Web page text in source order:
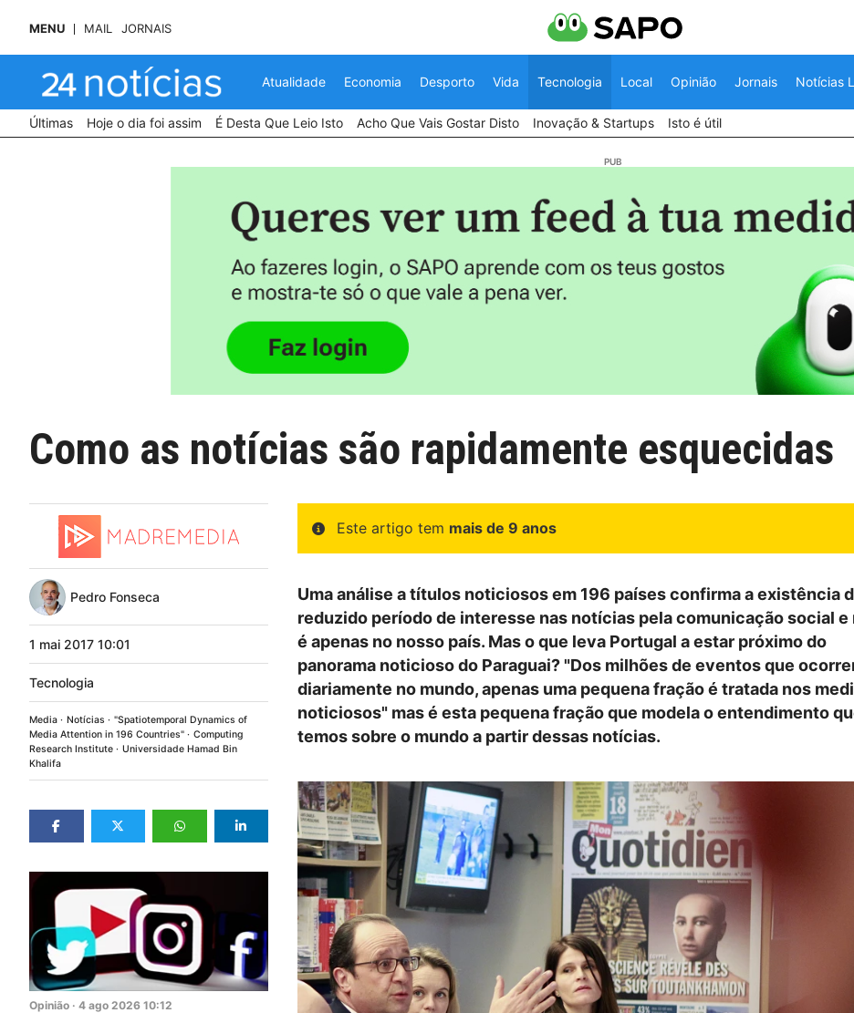
MENU MAIL JORNAIS
Atualidade Economia Desporto Vida Tecnologia Local Opinião Jornais Notícias
Últimas Hoje o dia foi assim É Desta Que Leio Isto Acho Que Vais Gostar Disto Inovação & Startups Isto é útil
Como as notícias são rapidamente esquecidas
Pedro Fonseca
1 mai 2017 10:01
Tecnologia
Media Notícias
"Spatiotemporal Dynamics of
Media Attention in 196 Countries"
Computing
Research Institute
Universidade Hamad Bin
Khalifa
Opinião · 4 ago 2026 10:12
Este artigo tem mais de 9 anos
Uma análise a títulos noticiosos em 196 países confirma a existência
reduzido período de interesse nas notícias pela comunicação social e
é apenas no nosso país. Mas o que leva Portugal a estar próximo do
panorama noticioso do Paraguai? "Dos milhões de eventos que
diariamente no mundo, apenas uma pequena fração é tratada nos
noticiosos" mas é esta pequena fração que modela o entendimento
temos sobre o mundo a partir dessas notícias.